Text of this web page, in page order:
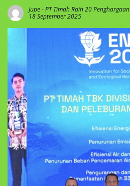
Jupe-PT Timah Raih 20 Penghargaan
18 September 2025